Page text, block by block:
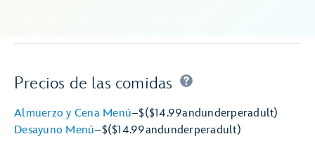
Precios de las comidas
Almuerzo y Cena Menú–$($14.99andunderperadult)
Desayuno Menú–$($14.99andunderperadult)